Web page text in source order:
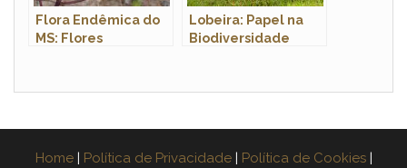
Flora Endêmica do
MS: Flores
Lobeira: Papel na
Biodiversidade
Home | Política de Privacidade | Política de Cookies |